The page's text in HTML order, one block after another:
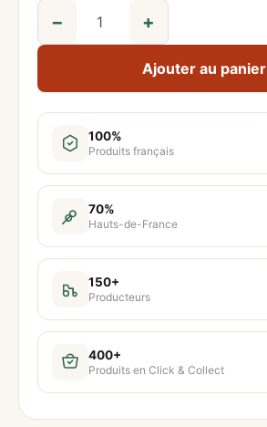
u
a
e
− +
Ajouter au panier
100%
Produits français
70%
Hauts-de-France
150+
Producteurs
400+
Produits en Click & Collect